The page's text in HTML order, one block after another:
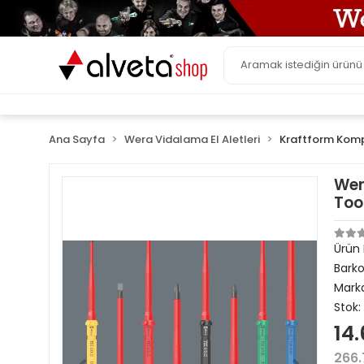
Ana Sayfa Wera Vidalama El Aletleri Kraftform
Stok: